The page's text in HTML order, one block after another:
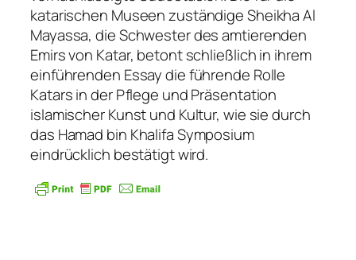
katarischen Museen zuständige Sheikha Al
Mayassa, die Schwester des amtierenden
Emirs von Katar, betont schließlich in ihrem
einführenden Essay die führende Rolle
Katars in der Pflege und Präsentation
islamischer Kunst und Kultur, wie sie durch
das Hamad bin Khalifa Symposium
eindrücklich bestätigt wird.